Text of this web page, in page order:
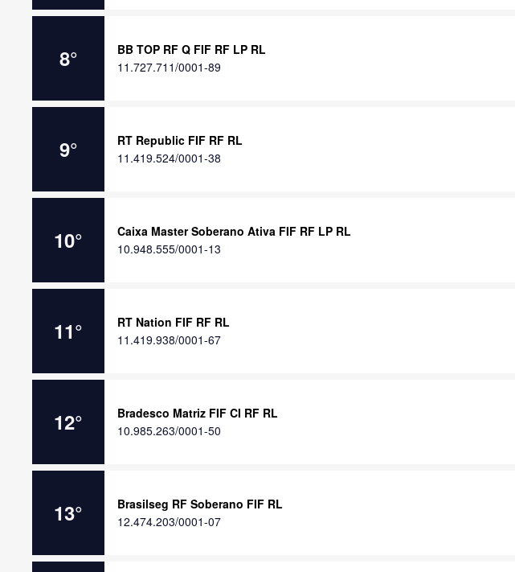
8°
BB TOP RF Q FIF RF LP RL
11.727.711/0001-89
9°
RT Republic FIF RF RL
11.419.524/0001-38
10°
Caixa Master Soberano Ativa FIF RF LP RL
10.948.555/0001-13
11°
RT Nation FIF RF RL
11.419.938/0001-67
12°
Bradesco Matriz FIF CI RF RL
10.985.263/0001-50
13°
Brasilseg RF Soberano FIF RL
12.474.203/0001-07